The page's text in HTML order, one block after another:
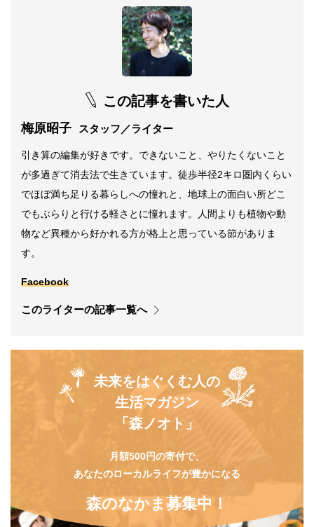
この記事を書いた人
梅原昭子 スタッフ／ライター
引き算の編集が好きです。できないこと、やりたくないこと
が多過ぎて消去法で生きています。徒歩半径2キロ圏内くらい
でほぼ満ち足りる暮らしへの憧れと、地球上の面白い所どこ
でもぶらりと行ける軽さとに憧れます。人間よりも植物や動
物など異種から好かれる方が格上と思っている節がありま
す。
Facebook
このライターの記事一覧へ
未来をはぐくむ人の
生活マガジン
「森ノオト」
月額500円の寄付で、
あなたのローカルライフが豊かになる
森のなかま募集中！